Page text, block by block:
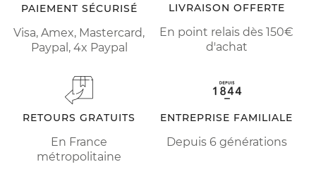
PAIEMENT SÉCURISÉ
Visa, Amex, Mastercard,
Paypal, 4x Paypal
LIVRAISON OFFERTE
En point relais dès 150€
d'achat
RETOURS GRATUITS
En France
métropolitaine
ENTREPRISE FAMILIALE
Depuis 6 générations